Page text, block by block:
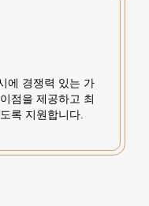
에 경쟁력 있는 가
점을 제공하고 최
록 지원합니다.